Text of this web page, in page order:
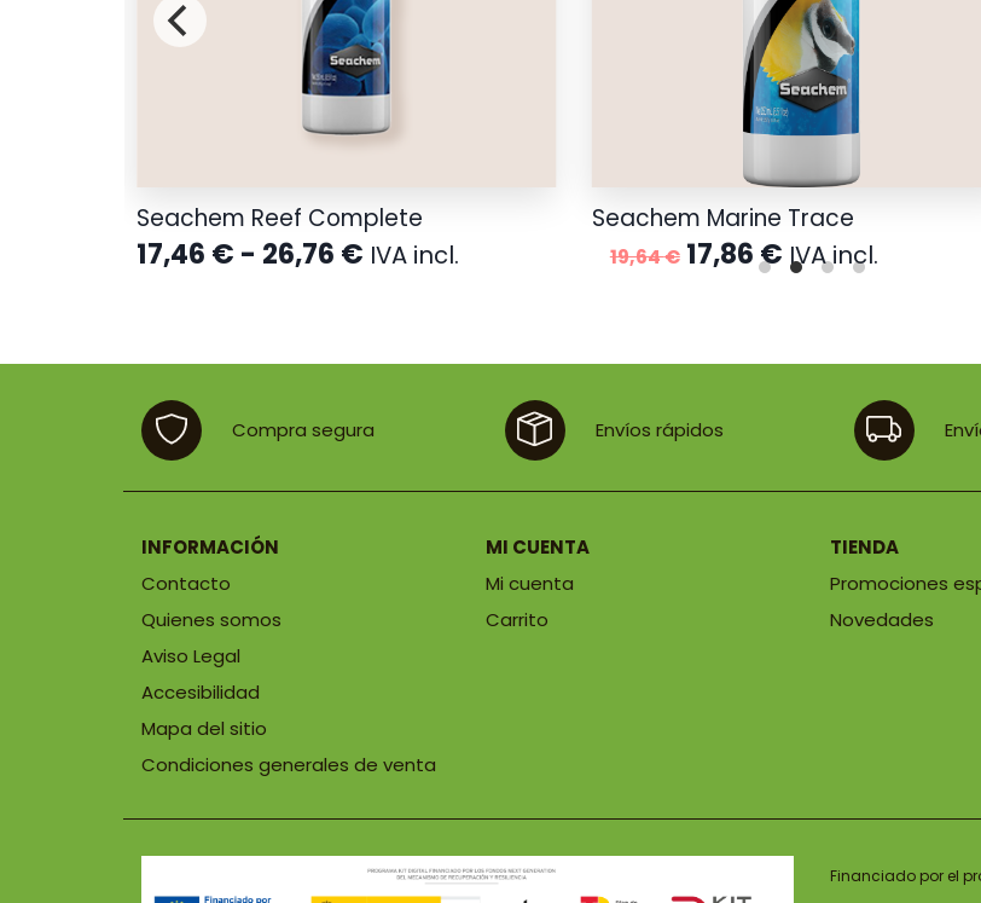
Seachem Reef Complete
17,46 € - 26,76 € Rango
17,46 €
IVA incl.
Seachem Marine Trace
19,64€ El
precio
19,64 €.
17,86€El
precio
17,86 €.
IVA incl.
Compra segura Envíos rápidos
INFORMACIÓN
Contacto
Quienes somos
Aviso Legal
Accesibilidad
Mapa del sitio
Condiciones generales de venta
MI CUENTA
Mi cuenta
Carrito
TIENDA
Promociones
Novedades
Financiado por el